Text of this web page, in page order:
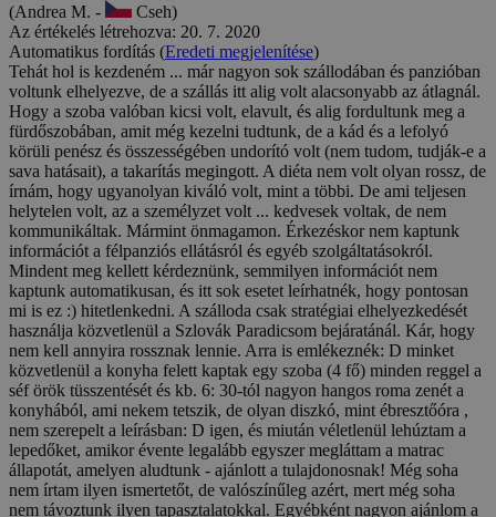
(Andrea M. -
Cseh)
Az értékelés létrehozva: 20. 7. 2020
Automatikus fordítás (Eredeti megjelenítése)
Tehát hol is kezdeném ... már nagyon sok szállodában és panzióban
voltunk elhelyezve, de a szállás itt alig volt alacsonyabb az átlagnál.
Hogy a szoba valóban kicsi volt, elavult, és alig fordultunk meg a
fürdőszobában, amit még kezelni tudtunk, de a kád és a lefolyó
körüli penész és összességében undorító volt (nem tudom, tudják-e a
sava hatásait), a takarítás megingott. A diéta nem volt olyan rossz, de
írnám, hogy ugyanolyan kiváló volt, mint a többi. De ami teljesen
helytelen volt, az a személyzet volt ... kedvesek voltak, de nem
kommunikáltak. Mármint önmagamon. Érkezéskor nem kaptunk
információt a félpanziós ellátásról és egyéb szolgáltatásokról.
Mindent meg kellett kérdeznünk, semmilyen információt nem
kaptunk automatikusan, és itt sok esetet leírhatnék, hogy pontosan
mi is ez :) hitetlenkedni. A szálloda csak stratégiai elhelyezkedését
használja közvetlenül a Szlovák Paradicsom bejáratánál. Kár, hogy
nem kell annyira rossznak lennie. Arra is emlékeznék: D minket
közvetlenül a konyha felett kaptak egy szoba (4 fő) minden reggel a
séf örök tüsszentését és kb. 6: 30-tól nagyon hangos roma zenét a
konyhából, ami nekem tetszik, de olyan diszkó, mint ébresztőóra ,
nem szerepelt a leírásban: D igen, és miután véletlenül lehúztam a
lepedőket, amikor évente legalább egyszer megláttam a matrac
állapotát, amelyen aludtunk - ajánlott a tulajdonosnak! Még soha
nem írtam ilyen ismertetőt, de valószínűleg azért, mert még soha
nem távoztunk ilyen tapasztalatokkal. Egyébként nagyon ajánlom a